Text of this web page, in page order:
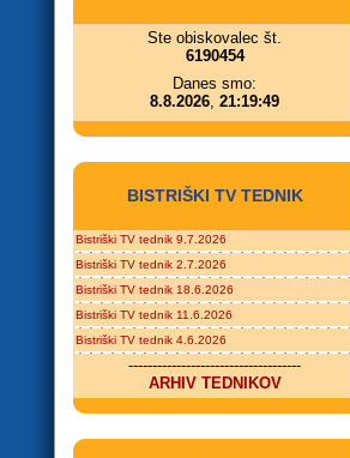
Ste obiskovalec št.
6190454
Danes smo:
8.8.2026, 21:19:49
BISTRIŠKI TV TEDNIK
Bistriški TV tednik 9.7.2026
Bistriški TV tednik 2.7.2026
Bistriški TV tednik 18.6.2026
Bistriški TV tednik 11.6.2026
Bistriški TV tednik 4.6.2026
------------------------------------
ARHIV TEDNIKOV